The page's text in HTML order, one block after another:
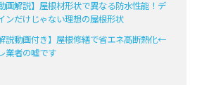
動画解説】屋根材形状で異なる防水性能！デ
ンだけじゃない理想の屋根形状
解説動画付き】屋根修繕で省エネ高断熱化←
業者の嘘です